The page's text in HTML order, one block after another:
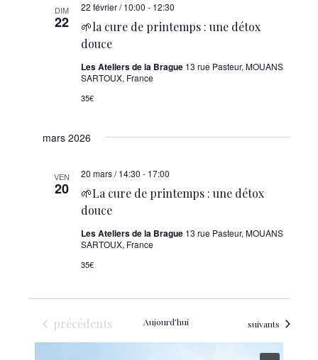
DIM
22
🌱la cure de printemps : une détox
douce
22 février / 10:00 - 12:30
Les Ateliers de la Brague 13 rue Pasteur, MOUANS
SARTOUX, France
35€
mars 2026
VEN
20
🌱La cure de printemps : une détox
douce
20 mars / 14:30 - 17:00
Les Ateliers de la Brague 13 rue Pasteur, MOUANS
SARTOUX, France
35€
Évènements
précédents Aujourd’hui Évènements
suivants